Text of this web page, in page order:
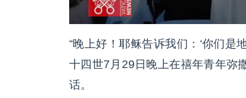
“晚上好！耶稣告诉我们：‘你们是
十四世7月29日晚上在禧年青年弥
话。